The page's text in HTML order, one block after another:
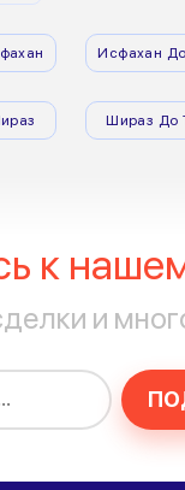
Исфахан
Шираз До
к
и